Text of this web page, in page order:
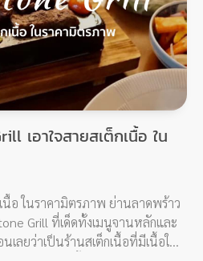
เอาใจสายสเต็กเนื้อ ใน
เนื้อ ในราคามิตรภาพ ย่านลาดพร้าว
Grill ที่เด็ดทั้งเมนูจานหลักและ
เลยว่าเป็นร้านสเต็กเนื้อที่มีเนื้อให้